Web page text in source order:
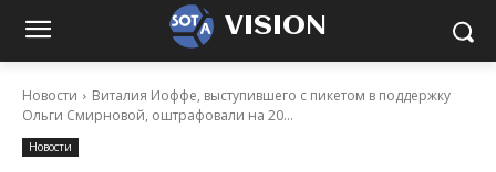
VISION
Новости
Виталия Иоффе, выступившего с пикетом в поддержку
Ольги Смирновой, оштрафовали на 20...
Новости